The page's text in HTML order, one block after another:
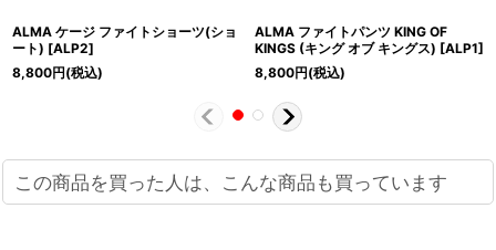
ALMA ケージ ファイトショーツ(ショ
ート) [ALP2]
8,800円(税込)
ALMA ファイトパンツ KING OF
KINGS (キング オブ キングス) [ALP1]
8,800円(税込)
この商品を買った人は、こんな商品も買っています